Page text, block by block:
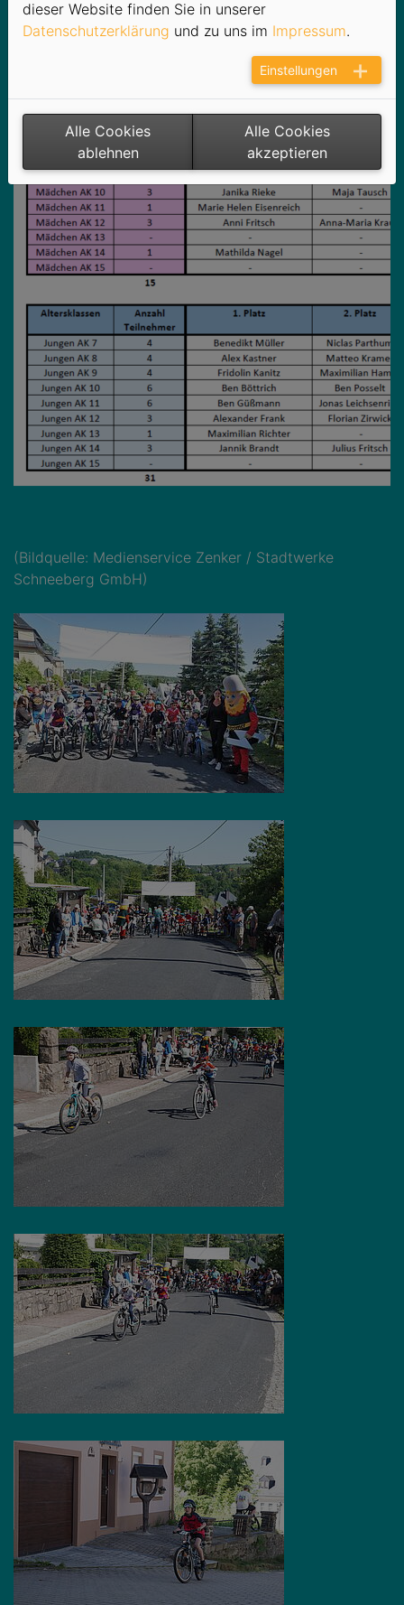
(Bildquelle: Medienservice Zenker / Stadtwerke
Schneeberg GmbH)
dieser Website finden Sie in unserer
Datenschutzerklärung und zu uns im Impressum.
Einstellungen
Alle Cookies
ablehnen
Alle Cookies
akzeptieren